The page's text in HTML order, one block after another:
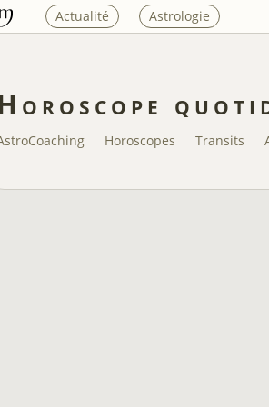
Actualité Astrologie
Horoscopes Transits